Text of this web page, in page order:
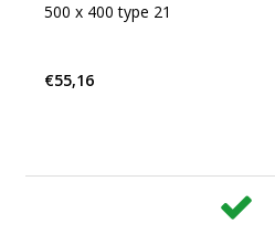
500 x 400 type 21
€55,16